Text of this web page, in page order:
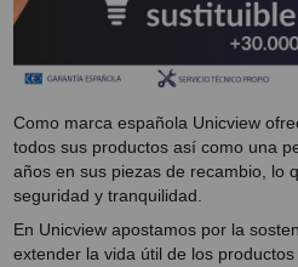
Como marca española Unicview
todos sus productos así como una
años en sus piezas de recambio, lo
seguridad y tranquilidad.
En Unicview apostamos por la
extender la vida útil de los